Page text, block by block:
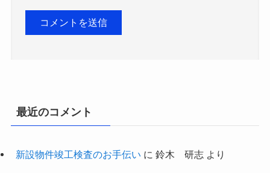
最近のコメント
新設物件竣工検査のお手伝い に 鈴木 研志より